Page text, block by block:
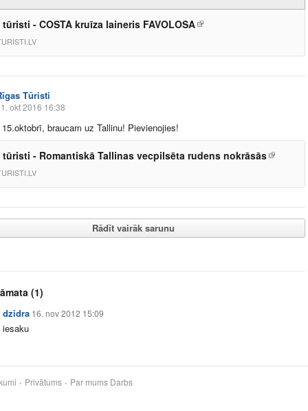
- COSTA kruīza laineris FAVOLOSA
Tūristi
okt 2016 16:38
braucam uz Tallinu! Pievienojies!
tūristi - Romantiskā Tallinas vecpilsēta rudens nokrāsās
Rādīt vairāk sarunu
(1)
dzidra 16. nov 2012 15:09
iesaku
Privātums Par mums Darbs